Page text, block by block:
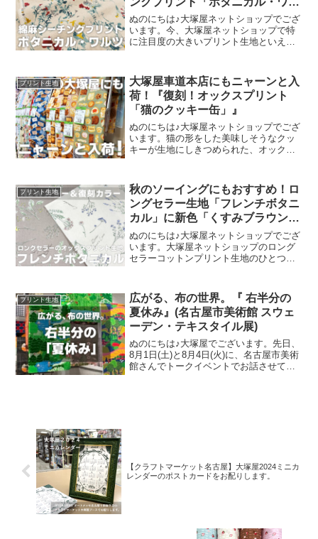
ツ」
ぬのにちは♪大塚屋ネットショップでござ
います。今、大塚屋ネットショップで特
に注目度の大きいプリント生地といえ
ン生地に、エンジェルソフト加工という
特別な加工を施し、
プリント生地
大塚屋車道本店にもニャーンと入
荷！『復刻！オックスプリント
「猫のクッキー缶」』
ぬのにちは♪大塚屋ネットショップでござ
います。猫の形をした美味しそうなクッ
キーが生地にしきつめられた、オックス
した。ご予約をくださっていましたお客
様への発送が完了し、現
プリント生地
秋のソーイングにもおすすめ！ロ
ングセラー生地「フレンチボタニ
カル」に新色「くすみブラウン」
が登場！
ぬのにちは♪大塚屋ネットショップでござ
います。大塚屋ネットショップのロング
セラーコットンプリント生地のひとつ
た「ペールピンク」の再販が、この度決
定いたしました。2026
プリント生地
広がる、布の世界。『 右半分の
夏休み』(名古屋市美術館 スウェ
ーデン・テキスタイル展)
ぬのにちは♪大塚屋でございます。先日、
8月1日(土)と8月4日(火)に、名古屋市美術
館さんでトークイベントでお話させてい
【クラフトマーケット名古屋】大塚屋2024ミニカ
レンダーのポストカードをお配りします。